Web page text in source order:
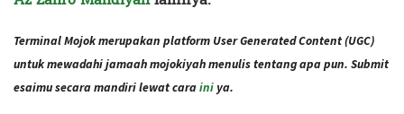
Terminal Mojok merupakan platform User Generated Content (UGC)
untuk mewadahi jamaah mojokiyah menulis tentang apa pun. Submit
esaimu secara mandiri lewat caraini ya.